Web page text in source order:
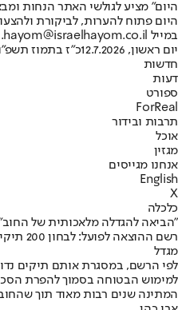
היום" מציע לגולשי האתר הנחות
היום פתוח להערות, לביקורת
במייל hayom@israelhayom.co.il.
יום ראשון, 12.7.2026
כ"ז בתמוז
חדשות
דעות
ספורט
ForReal
תרבות ובידור
אוכל
מגזין
אנחנו מגייסים
English
X
כלכלה
"הביאה להגדלה מלאכותית של
רשם
מגדל
לפי הרשם, במסגרת אותם תיקים
למימוש הבטוחה בסמוך להפרת
המתינה שנים רבות מאוד תוך